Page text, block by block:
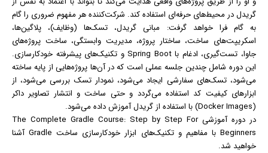
گریدل در محیط‌های حرفه‌ای استفاده کند. شرکت‌کننده هر مفهوم ضروری را گام
به گام فرا خواهد گرفت: مبانی گریدل، تسک‌ها (وظایف)، پلاگین‌ها،
اسکریپت‌های ساخت، ساختار پروژه، مدیریت وابستگی، ساخت پروژه‌های
جاوا، تست‌گیری، ادغام با Spring Boot و تکنیک‌های پیشرفته خودکارسازی.
این دوره شامل چندین جلسه عملی است که در آن‌ها پروژه‌هایی از پایه ساخته
می‌شود، تسک‌های سفارشی ایجاد می‌شود، نمودار تسک بررسی می‌شود، از
ابزارهای کیفیت کد استفاده می‌گردد و حتی ساخت و انتشار تصاویر داکر
(Docker Images) با استفاده از گریدل آموزش داده می‌شود.
در دوره آموزشی The Complete Gradle Course: Step by Step For
Beginners با مفاهیم و تکنیک‌های ابزار خودکارسازی ساخت Gradle آشنا
خواهید شد.